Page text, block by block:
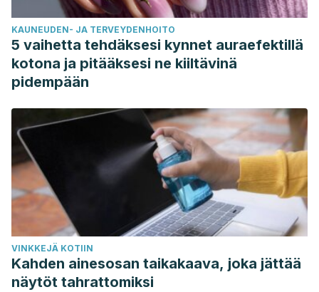
KAUNEUDEN- JA TERVEYDENHOITO
5 vaihetta tehdäksesi kynnet auraefektillä
kotona ja pitääksesi ne kiiltävinä
pidempään
VINKKEJÄ KOTIIN
Kahden ainesosan taikakaava, joka jättää
näytöt tahrattomiksi